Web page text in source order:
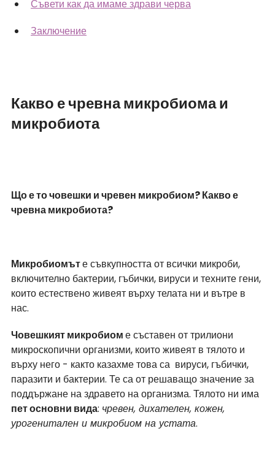
Съвети как да имаме здрави черва
Заключение
Какво е чревна микробиома и
микробиота
Що е то човешки и чревен микробиом? Какво е
чревна микробиота?
Микробиомът е съвкупността от всички микроби,
включително бактерии, гъбички, вируси и техните гени,
които естествено живеят върху телата ни и вътре в
нас.
Човешкият микробиом е съставен от трилиони
микроскопични организми, които живеят в тялото и
върху него - както казахме това са  вируси, гъбички,
паразити и бактерии. Те са от решаващо значение за
поддържане на здравето на организма. Тялото ни има
пет основни вида: чревен, дихателен, кожен,
урогенитален и микробиом на устата.